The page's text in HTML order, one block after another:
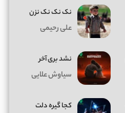
نک نک نک نزن
علی رحیمی
نشد بری آخر
سیاوش علایی
کجا گیره دلت